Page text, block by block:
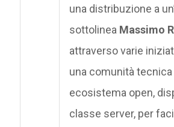
una distribuzione a
sottolinea Massimo
attraverso varie
una comunità tecnica
ecosistema open,
classe server, per